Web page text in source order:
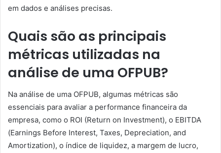
em dados e análises precisas.
Quais são as principais
métricas utilizadas na
análise de uma OFPUB?
Na análise de uma OFPUB, algumas métricas são
essenciais para avaliar a performance financeira da
empresa, como o ROI (Return on Investment), o EBITDA
(Earnings Before Interest, Taxes, Depreciation, and
Amortization), o índice de liquidez, a margem de lucro,